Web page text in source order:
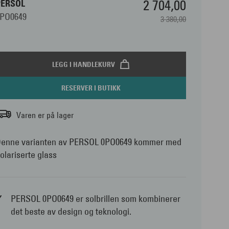
2 704,00
3 380,00
LEGG I HANDLEKURV
RESERVER I BUTIKK
Varen er på lager
varianten av PERSOL 0PO0649 kommer med
glass
PERSOL 0PO0649 er solbrillen som kombinerer
det beste av design og teknologi.